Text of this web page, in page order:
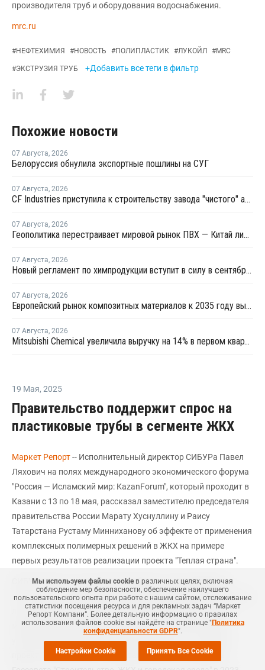
производителя труб и оборудования водоснабжения.
mrc.ru
#НЕФТЕХИМИЯ #НОВОСТЬ #ПОЛИПЛАСТИК #ЛУКОЙЛ #MRC
#ЭКСТРУЗИЯ ТРУБ +Добавить все теги в фильтр
Похожие новости
07 Августа, 2026
Белоруссия обнулила экспортные пошлины на СУГ
07 Августа, 2026
CF Industries приступила к строительству завода "чистого" аммиака за USD4 миллиарда
07 Августа, 2026
Геополитика перестраивает мировой рынок ПВХ — Китай лидирует в экспорте
07 Августа, 2026
Новый регламент по химпродукции вступит в силу в сентябре 2027 года
07 Августа, 2026
Европейский рынок композитных материалов к 2035 году вырастет до USD47,5 млрд
07 Августа, 2026
Mitsubishi Chemical увеличила выручку на 14% в первом квартале японского финансового года
19 Мая, 2025
Правительство поддержит спрос на
пластиковые трубы в сегменте ЖКХ
Маркет Репорт-- Исполнительный директор СИБУРа Павел
Ляхович на полях международного экономического форума
"Россия — Исламский мир: KazanForum", который проходит в
Казани с 13 по 18 мая, рассказал заместителю председателя
правительства России Марату Хуснуллину и Раису
Татарстана Рустаму Минниханову об эффекте от применения
комплексных полимерных решений в ЖКХ на примере
первых результатов реализации проекта "Теплая страна".
СИБУР вместе с властями республики и при поддержке
научных и отраслевых организаций на протяжении полутора
лет занимался разработкой эффективных механизмов
модернизации коммунальной инфраструктуры (МКИ) в
условиях ограниченного финансирования. За это время
проект "Теплая страна", представленный на заседании
Мы используем файлы cookieв различных целях, включая
соблюдение мер безопасности, обеспечение наилучшего
пользовательского опыта при работе с нашим сайтом, отслеживание
статистики посещения ресурса и для рекламных задач “Маркет
Репорт Компани”. Более детальную информацию о правилах
использования файлов cookie вы найдёте на странице "Политика
конфиденциальности GDPR".
Настройки Cookie Принять Все Cookie